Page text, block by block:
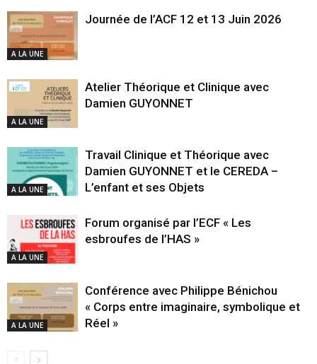
A LA UNE
Journée de l’ACF 12 et 13 Juin 2026
A LA UNE
Atelier Théorique et Clinique avec
Damien GUYONNET
A LA UNE
Travail Clinique et Théorique avec
Damien GUYONNET et le CEREDA –
L’enfant et ses Objets
A LA UNE
Forum organisé par l’ECF « Les
esbroufes de l’HAS »
A LA UNE
Conférence avec Philippe Bénichou
« Corps entre imaginaire, symbolique et
Réel »